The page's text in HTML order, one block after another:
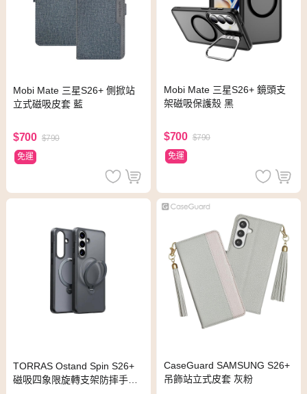
Mobi Mate 三星S26+ 側掀站
立式磁吸皮套 藍
$700 $790
免運
Mobi Mate 三星S26+ 鏡頭支
架磁吸保護殼 黑
$700 $790
免運
TORRAS Ostand Spin S26+
磁吸四象限旋轉支架防摔手機
CaseGuard SAMSUNG S26+
吊飾站立式皮套 灰粉